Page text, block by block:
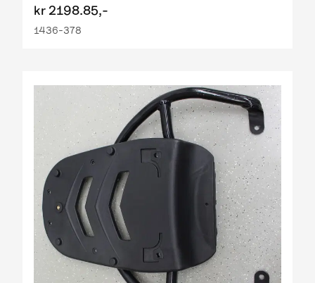
kr 2198.85,-
1436-378